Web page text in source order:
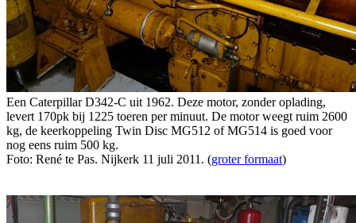
Een Caterpillar D342-C uit 1962. Deze motor, zonder oplading,
levert 170pk bij 1225 toeren per minuut. De motor weegt ruim 2600
kg, de keerkoppeling Twin Disc MG512 of MG514 is goed voor
nog eens ruim 500 kg.
Foto: René te Pas. Nijkerk 11 juli 2011. (groter formaat)